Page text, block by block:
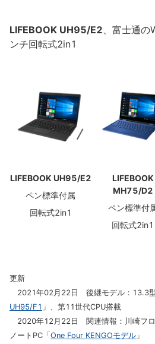
LIFEBOOK UH95/E2、富士通
ンチ回転式2in1
LIFEBOOK UH95/E2
ペン標準付属
回転式2in1
LIFEBOOK
MH75/D2
ペン標準付
回転式2in1
更新
2021年02月22日 後継モデル：13.3
UH95/F1 」、第11世代CPU搭載
2020年12月22日 関連情報：川崎フロ
ノートPC「One Four KENGOモデル 」